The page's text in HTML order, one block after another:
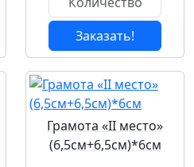
Заказать!
Грамота «II место»
(6,5см+6,5см)*6см